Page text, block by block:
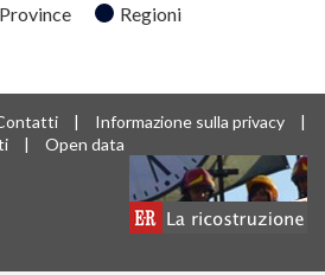
Province Regioni
| Informazione sulla privacy
|
| Open data